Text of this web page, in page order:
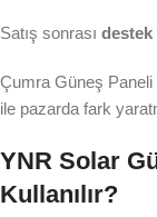
Satış sonrası destek
Çumra Güneş Paneli
ile pazarda fark
YNR Solar
Kullanılır?